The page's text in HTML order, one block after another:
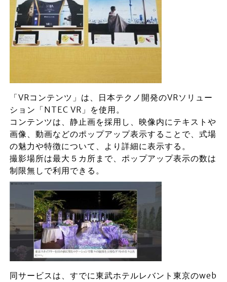
「VRコンテンツ」は、日本テクノ開発のVRソリュー
ション「NTEC VR」を使用。
コンテンツは、静止画を採用し、映像内にテキストや
画像、動画などのポップアップ表示することで、式場
の魅力や特徴について、より詳細に表示する。
撮影場所は最大５カ所まで、ポップアップ表示の数は
制限無しで利用できる。
同サービスは、すでに東武ホテルレバント東京のweb